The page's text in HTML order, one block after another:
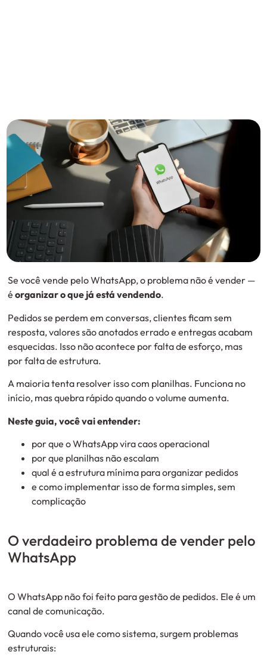
Se você vende pelo WhatsApp, o problema não é vender —
éorganizar o que já está vendendo.
Pedidos se perdem em conversas, clientes ficam sem
resposta, valores são anotados errado e entregas acabam
esquecidas. Isso não acontece por falta de esforço, mas
por falta de estrutura.
A maioria tenta resolver isso com planilhas. Funciona no
início, mas quebra rápido quando o volume aumenta.
Neste guia, você vai entender:
por que o WhatsApp vira caos operacional
por que planilhas não escalam
qual é a estrutura mínima para organizar pedidos
e como implementar isso de forma simples, sem
complicação
O verdadeiro problema de vender pelo
WhatsApp
O WhatsApp não foi feito para gestão de pedidos. Ele é um
canal de comunicação.
Quando você usa ele como sistema, surgem problemas
estruturais: